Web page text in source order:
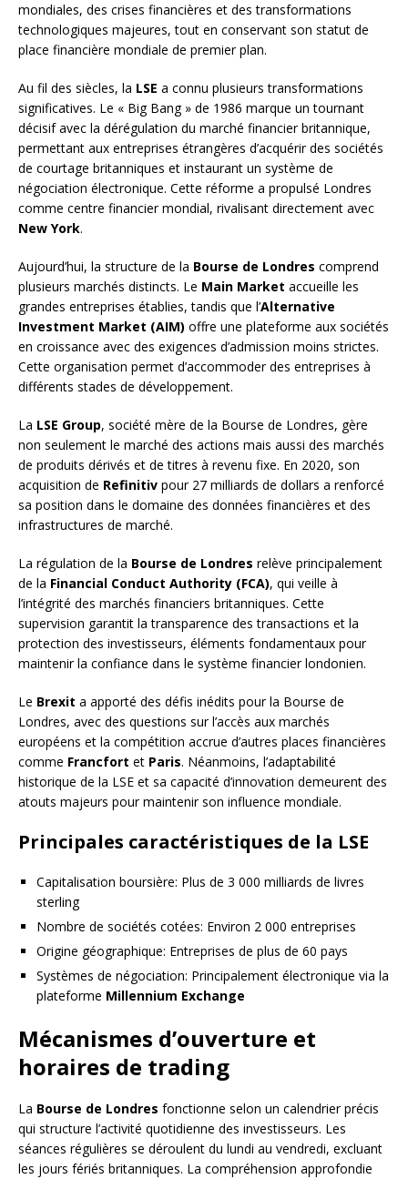
mondiales, des crises financières et des transformations
technologiques majeures, tout en conservant son statut de
place financière mondiale de premier plan.
Au fil des siècles, la LSE a connu plusieurs transformations
significatives. Le « Big Bang » de 1986 marque un tournant
décisif avec la dérégulation du marché financier britannique,
permettant aux entreprises étrangères d’acquérir des sociétés
de courtage britanniques et instaurant un système de
négociation électronique. Cette réforme a propulsé Londres
comme centre financier mondial, rivalisant directement avec
New York.
Aujourd’hui, la structure de la Bourse de Londres comprend
plusieurs marchés distincts. Le Main Market accueille les
grandes entreprises établies, tandis que l’Alternative
Investment Market (AIM) offre une plateforme aux sociétés
en croissance avec des exigences d’admission moins strictes.
Cette organisation permet d’accommoder des entreprises à
différents stades de développement.
La LSE Group, société mère de la Bourse de Londres, gère
non seulement le marché des actions mais aussi des marchés
de produits dérivés et de titres à revenu fixe. En 2020, son
acquisition de Refinitiv pour 27 milliards de dollars a renforcé
sa position dans le domaine des données financières et des
infrastructures de marché.
La régulation de la Bourse de Londres relève principalement
de la Financial Conduct Authority (FCA), qui veille à
l’intégrité des marchés financiers britanniques. Cette
supervision garantit la transparence des transactions et la
protection des investisseurs, éléments fondamentaux pour
maintenir la confiance dans le système financier londonien.
Le Brexit a apporté des défis inédits pour la Bourse de
Londres, avec des questions sur l’accès aux marchés
européens et la compétition accrue d’autres places financières
comme Francfort et Paris. Néanmoins, l’adaptabilité
historique de la LSE et sa capacité d’innovation demeurent des
atouts majeurs pour maintenir son influence mondiale.
Principales caractéristiques de la LSE
Capitalisation boursière: Plus de 3 000 milliards de livres
sterling
Nombre de sociétés cotées: Environ 2 000 entreprises
Origine géographique: Entreprises de plus de 60 pays
Systèmes de négociation: Principalement électronique via la
plateforme Millennium Exchange
Mécanismes d’ouverture et
horaires de trading
La Bourse de Londres fonctionne selon un calendrier précis
qui structure l’activité quotidienne des investisseurs. Les
séances régulières se déroulent du lundi au vendredi, excluant
les jours fériés britanniques. La compréhension approfondie